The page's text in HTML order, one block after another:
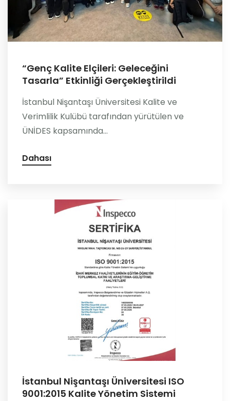
“Genç Kalite Elçileri: Geleceğini
Tasarla” Etkinliği Gerçekleştirildi
İstanbul Nişantaşı Üniversitesi Kalite ve
Verimlilik Kulübü tarafından yürütülen ve
ÜNİDES kapsamında...
Dahası
İstanbul Nişantaşı Üniversitesi ISO
9001:2015 Kalite Yönetim Sistemi